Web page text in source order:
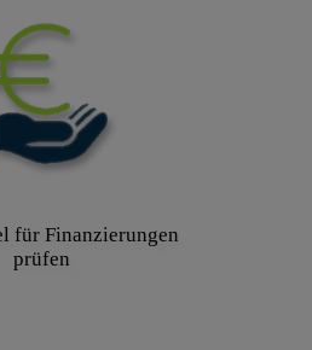
für Finanzierungen
prüfen